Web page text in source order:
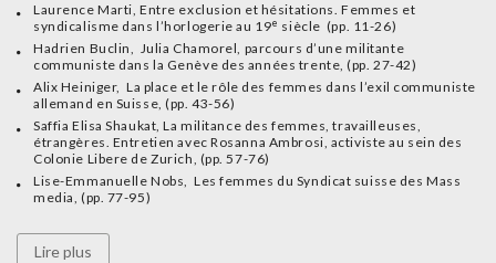
Laurence Marti, Entre exclusion et hésitations. Femmes et
syndicalisme dans l’horlogerie au 19e siècle (pp. 11-26)
Hadrien Buclin, Julia Chamorel, parcours d’une militante
communiste dans la Genève des années trente, (pp. 27-42)
Alix Heiniger, La place et le rôle des femmes dans l’exil communiste
allemand en Suisse, (pp. 43-56)
Saffia Elisa Shaukat, La militance des femmes, travailleuses,
étrangères. Entretien avec Rosanna Ambrosi, activiste au sein des
Colonie Libere de Zurich, (pp. 57-76)
Lise-Emmanuelle Nobs, Les femmes du Syndicat suisse des Mass
media, (pp. 77-95)
Lire plus